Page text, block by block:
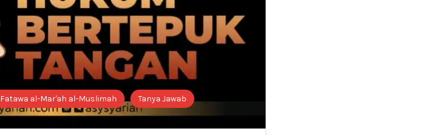
Fatawa al-Mar'ah al-Muslimah Tanya Jawab